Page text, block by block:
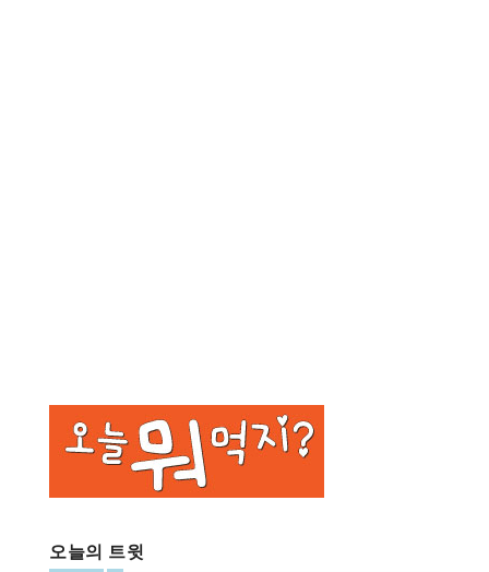
오늘의 트윗